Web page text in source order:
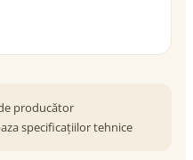
producător
specificațiilor tehnice